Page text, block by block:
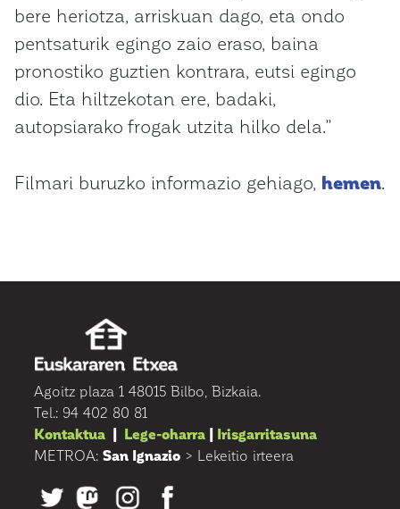
bere heriotza, arriskuan dago, eta ondo
pentsaturik egingo zaio eraso, baina
pronostiko guztien kontrara, eutsi egingo
dio. Eta hiltzekotan ere, badaki,
autopsiarako frogak utzita hilko dela.”
Filmari buruzko informazio gehiago, hemen.
Agoitz plaza 1 48015 Bilbo, Bizkaia.
Tel.: 94 402 80 81
Kontaktua | Lege-oharra | Irisgarritasuna
METROA: San Ignazio > Lekeitio irteera